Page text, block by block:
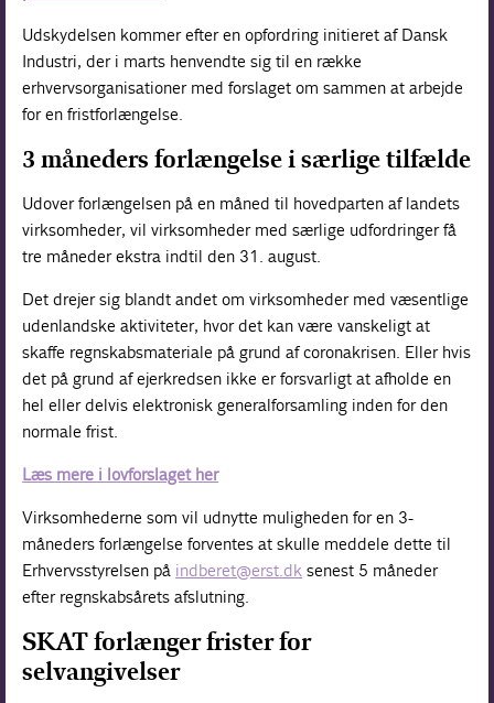
Udskydelsen kommer efter en opfordring initieret af Dansk
Industri, der i marts henvendte sig til en række
erhvervsorganisationer med forslaget om sammen at arbejde
for en fristforlængelse.
3 måneders forlængelse i særlige tilfælde
Udover forlængelsen på en måned til hovedparten af landets
virksomheder, vil virksomheder med særlige udfordringer få
tre måneder ekstra indtil den 31. august.
Det drejer sig blandt andet om virksomheder med væsentlige
udenlandske aktiviteter, hvor det kan være vanskeligt at
skaffe regnskabsmateriale på grund af coronakrisen. Eller hvis
det på grund af ejerkredsen ikke er forsvarligt at afholde en
hel eller delvis elektronisk generalforsamling inden for den
normale frist.
Læs mere i lovforslaget her
Virksomhederne som vil udnytte muligheden for en 3-
måneders forlængelse forventes at skulle meddele dette til
Erhvervsstyrelsen på indberet@erst.dk senest 5 måneder
efter regnskabsårets afslutning.
SKAT forlænger frister for
selvangivelser